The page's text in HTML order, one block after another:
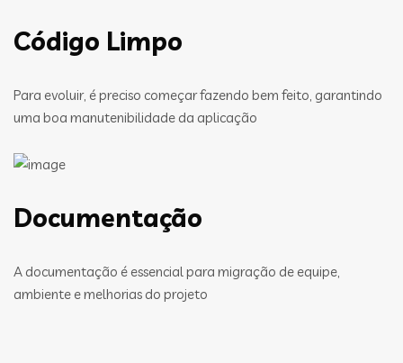
Código Limpo
Para evoluir, é preciso começar fazendo bem feito, garantindo
uma boa manutenibilidade da aplicação
Documentação
A documentação é essencial para migração de equipe,
ambiente e melhorias do projeto